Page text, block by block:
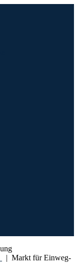
| Markt für Einweg-